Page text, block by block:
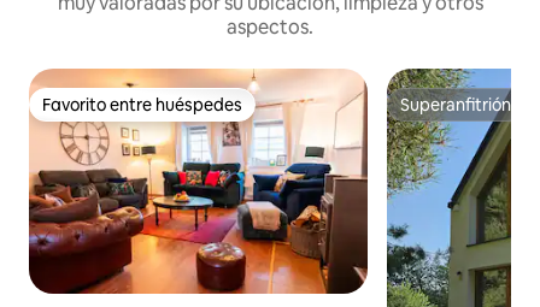
aspectos.
Favorito entre huéspedes
Favorito entre huéspedes Superanfitrión
Superanfitrión